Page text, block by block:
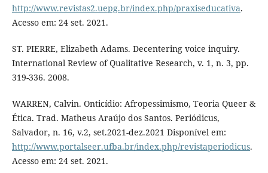
http://www.revistas2.uepg.br/index.php/praxiseducativa.
Acesso em: 24 set. 2021.
ST. PIERRE, Elizabeth Adams. Decentering voice inquiry.
International Review of Qualitative Research, v. 1, n. 3, pp.
319-336. 2008.
WARREN, Calvin. Onticídio: Afropessimismo, Teoria Queer &
Ética. Trad. Matheus Araújo dos Santos. Periódicus,
Salvador, n. 16, v.2, set.2021-dez.2021 Disponível em:
http://www.portalseer.ufba.br/index.php/revistaperiodicus.
Acesso em: 24 set. 2021.